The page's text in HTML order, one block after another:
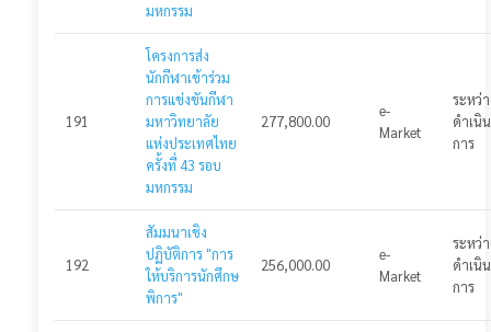
มหกรรม
191
โครงการส่ง
นักกีฬาเข้าร่วม
การแข่งขันกีฬา
มหาวิทยาลัย
แห่งประเทศไทย
ครั้งที่ 43 รอบ
มหกรรม
277,800.00
e-
Market
ระหว่
ดำเนิน
การ
192
สัมมนาเชิง
ปฏิบัติการ "การ
ให้บริการนักศึกษ
พิการ"
256,000.00
e-
Market
ระหว่
ดำเนิน
การ